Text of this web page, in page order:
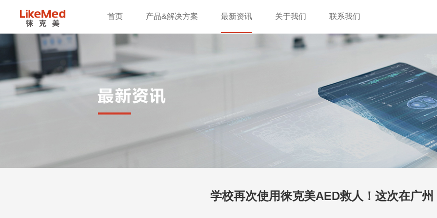
首页 产品&解决方案 最新资讯 关于我们 联系我们
学校再次使用徕克美AED救人！这次在广州